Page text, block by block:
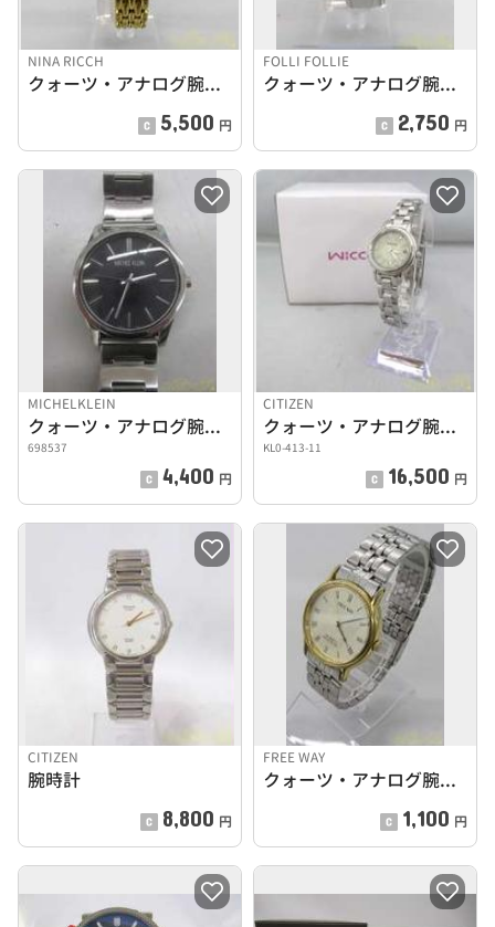
NINA RICCH
クォーツ・アナログ腕時計
5,500 円
FOLLI FOLLIE
クォーツ・アナログ腕時計
2,750 円
MICHELKLEIN
クォーツ・アナログ腕時計
698537
4,400 円
CITIZEN
クォーツ・アナログ腕時計
KL0-413-11
16,500 円
CITIZEN
腕時計
8,800 円
FREE WAY
クォーツ・アナログ腕時計
1,100 円